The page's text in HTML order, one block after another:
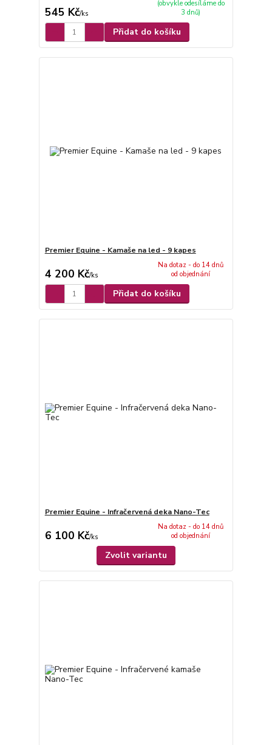
545 Kč/ks
(obvykle odesíláme do
3 dnů)
Přidat do košíku
Premier Equine - Kamaše na led - 9 kapes
4 200 Kč/ks
Na dotaz - do 14 dnů
od objednání
Přidat do košíku
Premier Equine - Infračervená deka Nano-Tec
6 100 Kč/ks
Na dotaz - do 14 dnů
od objednání
Zvolit variantu